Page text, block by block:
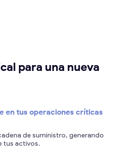
para una nueva
en tus operaciones críticas
de suministro, generando
tus activos.